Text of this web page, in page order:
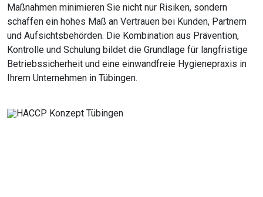
Maßnahmen minimieren Sie nicht nur Risiken, sondern
schaffen ein hohes Maß an Vertrauen bei Kunden, Partnern
und Aufsichtsbehörden. Die Kombination aus Prävention,
Kontrolle und Schulung bildet die Grundlage für langfristige
Betriebssicherheit und eine einwandfreie Hygienepraxis in
Ihrem Unternehmen in Tübingen.